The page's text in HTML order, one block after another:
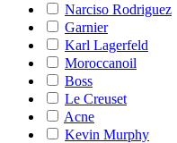
Narciso Rodriguez
Garnier
Karl Lagerfeld
Moroccanoil
Boss
Le Creuset
Acne
Kevin Murphy